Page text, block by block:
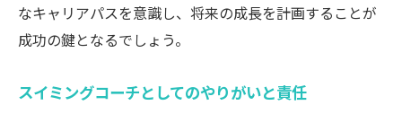
ライフガード経験を活かしたスイミング指
導
ガードの役割
なキャリアパスを意識し、将来の成長を計画することが
成功の鍵となるでしょう。
スイミングコーチとしてのやりがいと責任